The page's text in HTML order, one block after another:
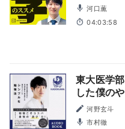
河口薫
04:03:58
東大医学
した僕の
河野玄斗
市村徹